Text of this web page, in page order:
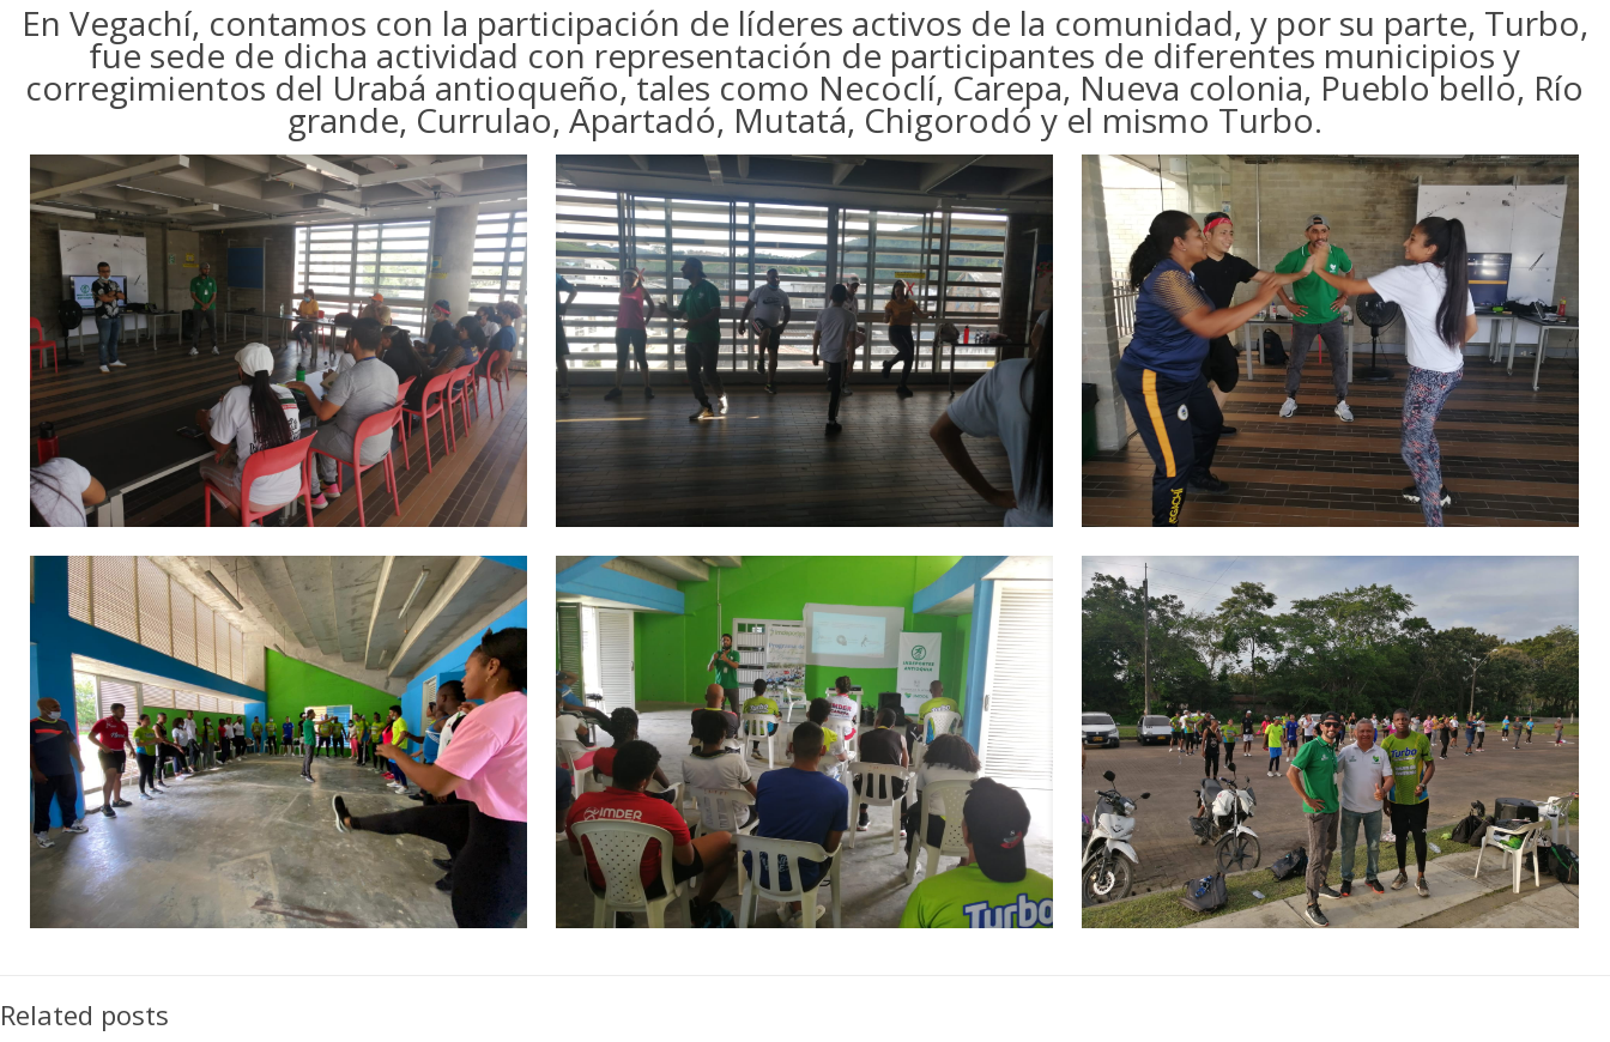
En Vegachí, contamos con la participación de líderes activos de la comunidad, y por su parte, Turbo,
fue sede de dicha actividad con representación de participantes de diferentes municipios y
corregimientos del Urabá antioqueño, tales como Necoclí, Carepa, Nueva colonia, Pueblo bello, Río
grande, Currulao, Apartadó, Mutatá, Chigorodó y el mismo Turbo.
Related posts